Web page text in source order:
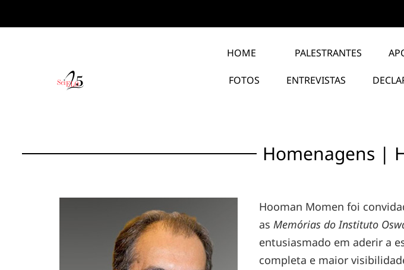
HOME PALESTRANTES
FOTOS ENTREVISTAS
Homenagens |
Hooman Momen foi
asMemórias do Instituto
entusiasmado em aderir a
completa e maior